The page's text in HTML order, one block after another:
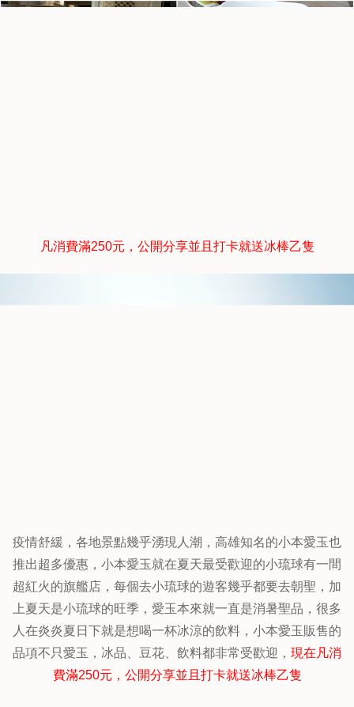
凡消費滿250元，公開分享並且打卡就送冰棒乙隻
疫情舒緩，各地景點幾乎湧現人潮，高雄知名的小本愛玉也
推出超多優惠，小本愛玉就在夏天最受歡迎的小琉球有一間
超紅火的旗艦店，每個去小琉球的遊客幾乎都要去朝聖，加
上夏天是小琉球的旺季，愛玉本來就一直是消暑聖品，很多
人在炎炎夏日下就是想喝一杯冰涼的飲料，小本愛玉販售的
品項不只愛玉，冰品、豆花、飲料都非常受歡迎， 現在凡消
費滿250元，公開分享並且打卡就送冰棒乙隻